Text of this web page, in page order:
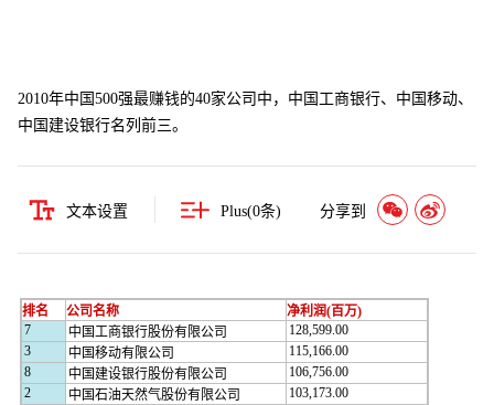
2010年中国500强最赚钱的40家公司中，中国工商银行、中国移动、
中国建设银行名列前三。
文本设置 Plus(0条) 分享到
排名 公司名称
净利润(百万)
7
中国工商银行股份有限公司
128,599.00
3
中国移动有限公司
115,166.00
8
中国建设银行股份有限公司
106,756.00
2
中国石油天然气股份有限公司
103,173.00